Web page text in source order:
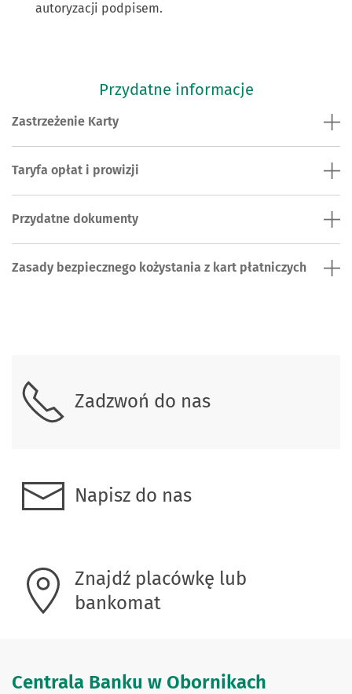
autoryzacji podpisem.
Przydatne informacje
Zastrzeżenie Karty
Taryfa opłat i prowizji
Przydatne dokumenty
Zasady bezpiecznego kożystania z kart płatniczych
Zadzwoń do nas
Napisz do nas
Znajdź placówkę lub
bankomat
Centrala Banku w Obornikach